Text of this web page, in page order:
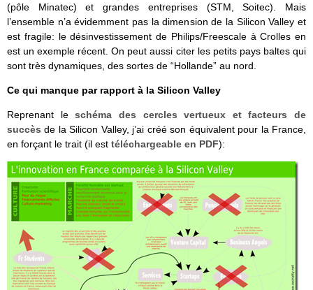
(pôle Minatec) et grandes entreprises (STM, Soitec). Mais
l’ensemble n’a évidemment pas la dimension de la Silicon Valley et
est fragile: le désinvestissement de Philips/Freescale à Crolles en
est un exemple récent. On peut aussi citer les petits pays baltes qui
sont très dynamiques, des sortes de “Hollande” au nord.
Ce qui manque par rapport à la Silicon Valley
Reprenant leschéma des cercles vertueux et facteurs de
succès de la Silicon Valley, j’ai créé son équivalent pour la France,
en forçant le trait (il est téléchargeable en PDF):